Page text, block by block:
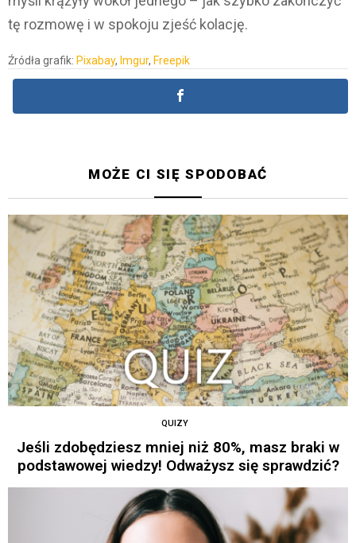
tę rozmowę i w spokoju zjeść kolację.
Źródła grafik: Pixabay, Imgur, Freepik
MOŻE CI SIĘ SPODOBAĆ
QUIZY
Jeśli zdobędziesz mniej niż 80%, masz braki w
podstawowej wiedzy! Odważysz się sprawdzić?